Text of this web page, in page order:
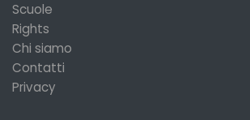
Scuole
Rights
Chi siamo
Contatti
Privacy